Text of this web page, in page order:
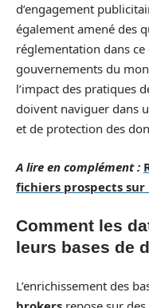
d’engagement
également amené des
réglementation dans
gouvernements du
l’impact des pratiques
doivent naviguer dans
et de protection des
A lire en complément :
fichiers prospects sur
Comment les
leurs bases de
L’enrichissement des